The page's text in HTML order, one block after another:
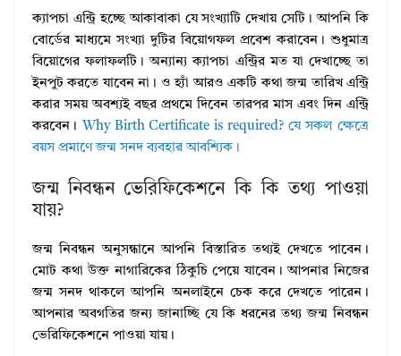
ক্যাপচা এন্ট্রি হচ্ছে আকাবাকা যে সংখ্যাটি দেখায় সেটি। আপনি কি
বোর্ডের মাধ্যমে সংখ্যা দুটির বিয়োগফল প্রবেশ করাবেন। শুধুমাত্র
বিয়োগের ফলাফলটি। অন্যান্য ক্যাপচা এন্ট্রির মত যা দেখাচ্ছে তা
ইনপুট করতে যাবেন না। ও হ্যাঁ আরও একটি কথা জন্ম তারিখ এন্ট্রি
করার সময় অবশ্যই বছর প্রথমে দিবেন তারপর মাস এবং দিন এন্ট্রি
করবেন। Why Birth Certificate is required? যে সকল ক্ষেত্রে
বয়স প্রমাণে জন্ম সনদ ব্যবহার আবশ্যিক।
জন্ম নিবন্ধন ভেরিফিকেশনে কি কি তথ্য পাওয়া
যায়?
জন্ম নিবন্ধন অনুসন্ধানে আপনি বিস্তারিত তথ্যই দেখতে পাবেন।
মোট কথা উক্ত নাগারিকের ঠিকুচি পেয়ে যাবেন। আপনার নিজের
জন্ম সনদ থাকলে আপনি অনলাইনে চেক করে দেখতে পারেন।
আপনার অবগতির জন্য জানাচ্ছি যে কি ধরনের তথ্য জন্ম নিবন্ধন
ভেরিফিকেশনে পাওয়া যায়।